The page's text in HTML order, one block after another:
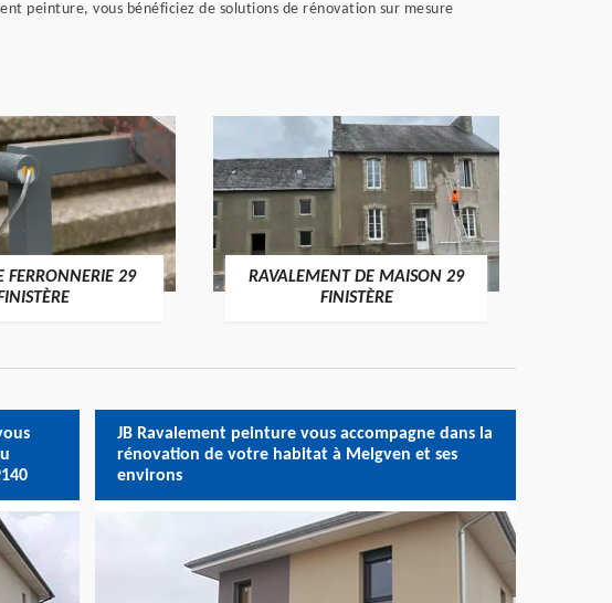
peinture, vous bénéficiez de solutions de rénovation sur mesure
FERRONNERIE 29
RAVALEMENT DE MAISON 29
FINISTÈRE
JB Ravalement peinture vous accompagne dans la
rénovation de votre habitat à Melgven et ses
environs